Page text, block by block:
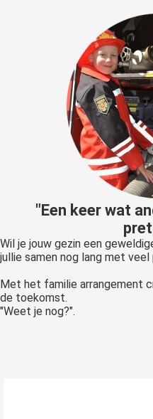
"Een keer wat an
pret
Wil je jouw gezin een
jullie samen nog lang met
Met het familie arrangement
de toekomst.
"Weet je nog?".